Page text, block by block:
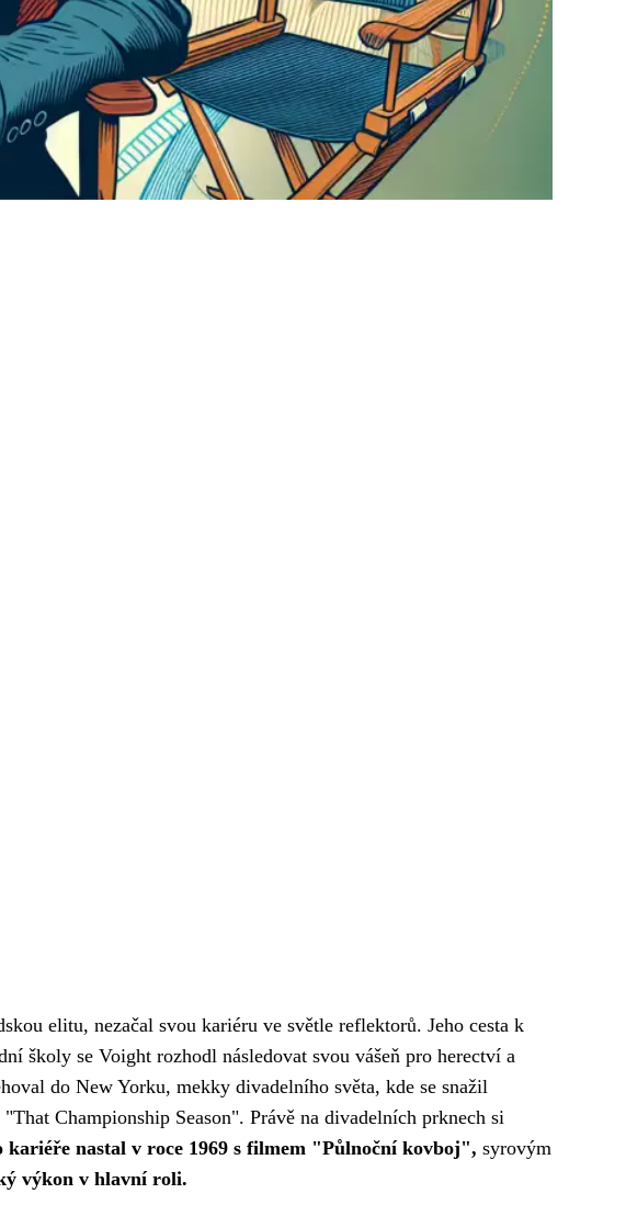
elitu, nezačal svou kariéru ve světle reflektorů. Jeho cesta k
školy se Voight rozhodl následovat svou vášeň pro herectví a
do New Yorku, mekky divadelního světa, kde se snažil
Championship Season". Právě na divadelních prknech si
kariéře nastal v roce 1969 s filmem "Půlnoční kovboj", syrovým
výkon v hlavní roli.